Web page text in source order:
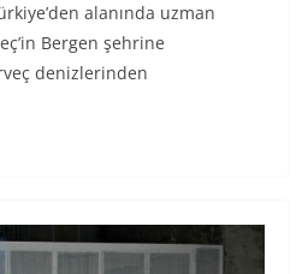
alanında uzman
Bergen şehrine
denizlerinden